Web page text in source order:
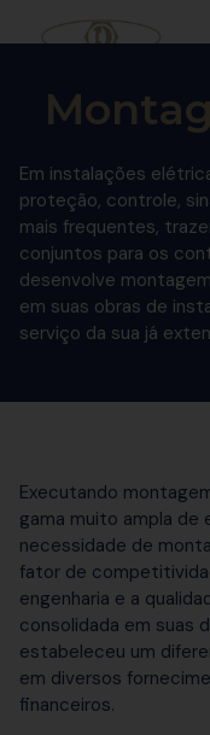
Em instalações
proteção, controle,
mais frequentes,
conjuntos para os
desenvolve
em suas obras de
serviço da sua já
Executando
gama muito ampla de
necessidade de
fator de
engenharia e a
consolidada em suas
estabeleceu um
em diversos
financeiros.